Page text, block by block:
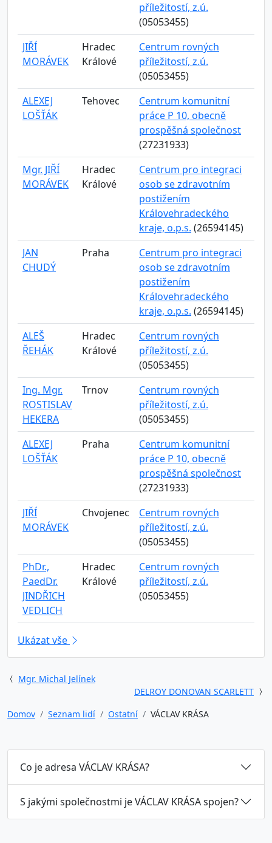
příležitostí, z.ú.
(05053455)
JIŘÍ
MORÁVEK
Hradec
Králové
Centrum rovných
příležitostí, z.ú.
(05053455)
ALEXEJ
LOŠŤÁK
Tehovec
Centrum komunitní
práce P 10, obecně
prospěšná společnost
(27231933)
Mgr. JIŘÍ
MORÁVEK
Hradec
Králové
Centrum pro integraci
osob se zdravotním
postižením
Královehradeckého
kraje, o.p.s. (26594145)
JAN
CHUDÝ
Praha
Centrum pro integraci
osob se zdravotním
postižením
Královehradeckého
kraje, o.p.s. (26594145)
ALEŠ
ŘEHÁK
Hradec
Králové
Centrum rovných
příležitostí, z.ú.
(05053455)
Ing. Mgr.
ROSTISLAV
HEKERA
Trnov
Centrum rovných
příležitostí, z.ú.
(05053455)
ALEXEJ
LOŠŤÁK
Praha
Centrum komunitní
práce P 10, obecně
prospěšná společnost
(27231933)
JIŘÍ
MORÁVEK
Chvojenec
Centrum rovných
příležitostí, z.ú.
(05053455)
PhDr.,
PaedDr.
JINDŘICH
VEDLICH
Hradec
Králové
Centrum rovných
příležitostí, z.ú.
(05053455)
Ukázat vše
Mgr. Michal Jelínek
DELROY DONOVAN SCARLETT
Domov
Seznam lidí Ostatní VÁCLAV KRÁSA
Co je adresa VÁCLAV KRÁSA?
S jakými společnostmi je VÁCLAV KRÁSA spojen?